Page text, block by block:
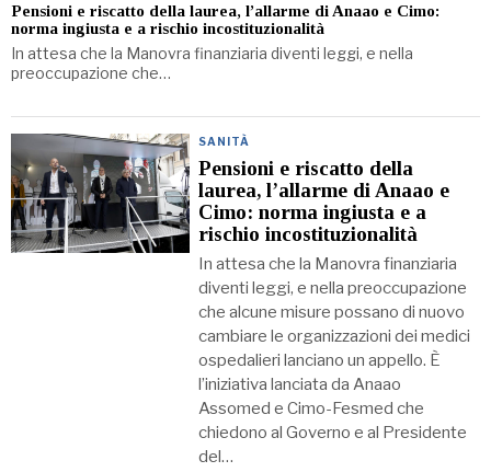
Pensioni e riscatto della laurea, l’allarme di Anaao e Cimo:
norma ingiusta e a rischio incostituzionalità
In attesa che la Manovra finanziaria diventi leggi, e nella
preoccupazione che…
SANITÀ
Pensioni e riscatto della
laurea, l’allarme di Anaao e
Cimo: norma ingiusta e a
rischio incostituzionalità
In attesa che la Manovra finanziaria
diventi leggi, e nella preoccupazione
che alcune misure possano di nuovo
cambiare le organizzazioni dei medici
ospedalieri lanciano un appello. È
l’iniziativa lanciata da Anaao
Assomed e Cimo-Fesmed che
chiedono al Governo e al Presidente
del…